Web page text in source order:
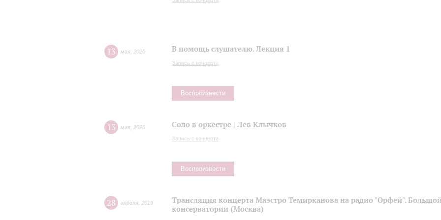
13 мая 2020 В помощь слушателю. Лекция 1
Запись с концерта
Воспроизвести
13 мая 2020 Соло в оркестре | Лев Клычков
Запись с концерта
Воспроизвести
28 апреля 2019
Трансляция концерта Маэстро Темирканова на радио "Орфей".
консерватории (Москва)